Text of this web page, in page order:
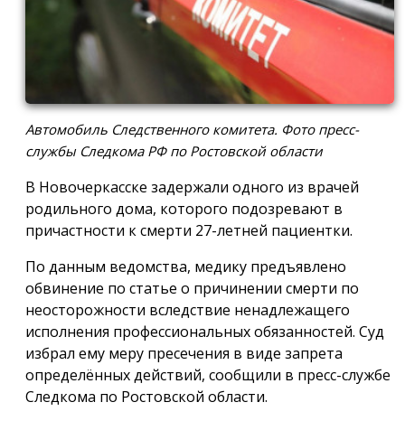
Автомобиль Следственного комитета. Фото пресс-
службы Следкома РФ по Ростовской области
В Новочеркасске задержали одного из врачей
родильного дома, которого подозревают в
причастности к смерти 27-летней пациентки.
По данным ведомства, медику предъявлено
обвинение по статье о причинении смерти по
неосторожности вследствие ненадлежащего
исполнения профессиональных обязанностей. Суд
избрал ему меру пресечения в виде запрета
определённых действий, сообщили в пресс-службе
Следкома по Ростовской области.